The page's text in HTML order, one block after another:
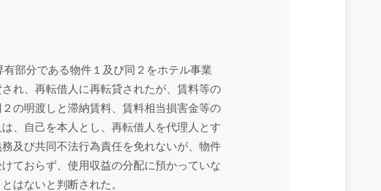
部分である物件１及び同２をホテル事業
れ、再転借人に再転貸されたが、賃料等の
の明渡しと滞納賃料、賃料相当損害金等の
、自己を本人とし、再転借人を代理人とす
及び共同不法行為責任を免れないが、物件
ておらず、使用収益の分配に預かっていな
はないと判断された。